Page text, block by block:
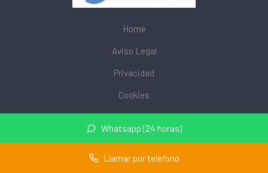
Whatsapp (24 horas)
Llamar por teléfono
Home
Aviso Legal
Privacidad
Cookies
© 2026 mobiliarioescolar.site · Web de mobiliario escolar cerca